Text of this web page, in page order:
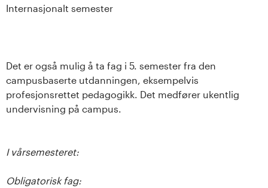
Internasjonalt semester
Det er også mulig å ta fag i 5. semester fra den
campusbaserte utdanningen, eksempelvis
profesjonsrettet pedagogikk. Det medfører ukentlig
undervisning på campus.
I vårsemesteret:
Obligatorisk fag: